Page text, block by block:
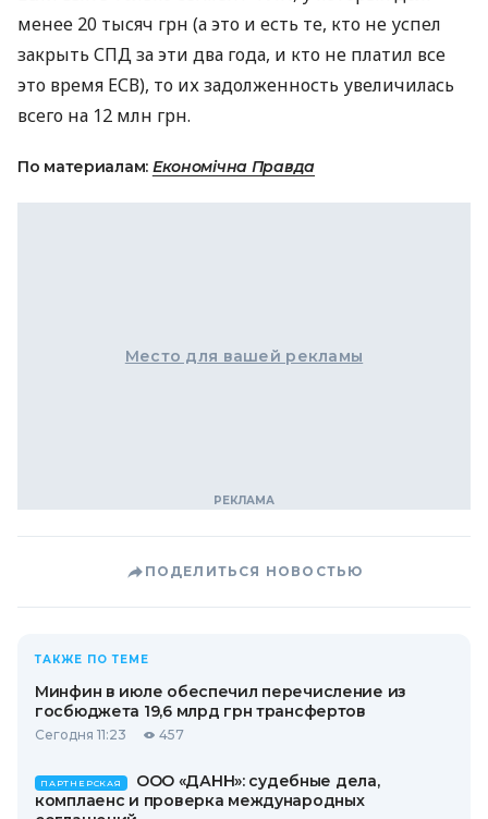
менее 20 тысяч грн (а это и есть те, кто не успел
закрыть СПДза эти два года, и кто не платил все
это время ЕСВ), то их задолженность увеличилась
всего на 12 млн грн.
По материалам: Економічна Правда
Место для вашей рекламы
ПОДЕЛИТЬСЯ НОВОСТЬЮ
ТАКЖЕ ПО ТЕМЕ
Минфин в июле обеспечил перечисление из
госбюджета 19,6 млрд грн трансфертов
Сегодня 11:23 457
ПАРТНЕРСКАЯ
ООО «ДАНН»: судебные дела,
комплаенс и проверка международных